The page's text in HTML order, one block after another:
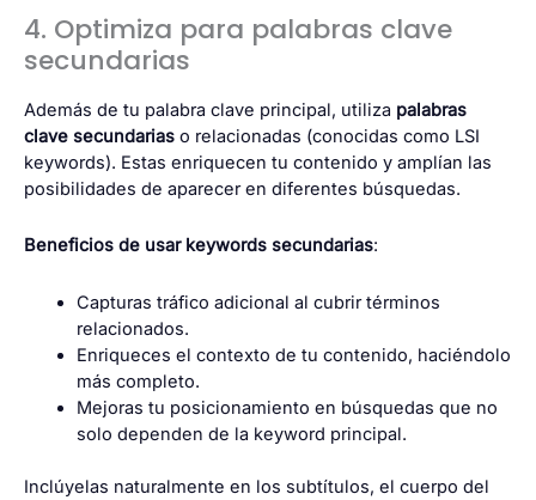
4. Optimiza para palabras clave
secundarias
Además de tu palabra clave principal, utiliza palabras
clave secundarias o relacionadas (conocidas como LSI
keywords). Estas enriquecen tu contenido y amplían las
posibilidades de aparecer en diferentes búsquedas.
Beneficios de usar keywords secundarias:
Capturas tráfico adicional al cubrir términos
relacionados.
Enriqueces el contexto de tu contenido, haciéndolo
más completo.
Mejoras tu posicionamiento en búsquedas que no
solo dependen de la keyword principal.
Inclúyelas naturalmente en los subtítulos, el cuerpo del